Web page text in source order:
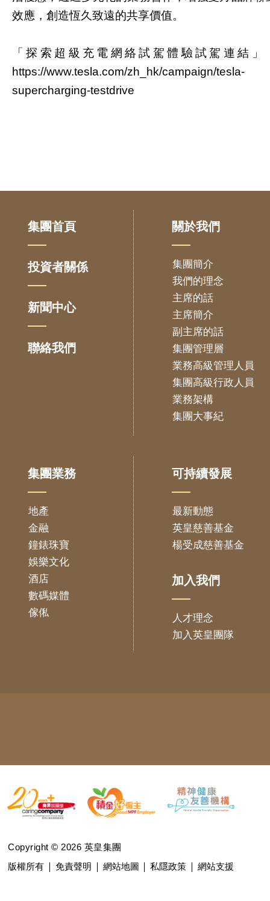
效應，創造恆久致遠的共享價值。
「探索超級充電網絡試駕體驗試駕連結」
https://www.tesla.com/zh_hk/campaign/tesla-
supercharging-testdrive
集團首頁
投資者關係
新聞中心
聯絡我們
關於我們
集團簡介
我們的理念
主席的話
主席簡介
副主席的話
集團管理層
業務高級管理人員
集團高級行政人員
業務架構
集團大事紀
集團業務
地產
金融
鐘錶珠寶
娛樂文化
酒店
數碼媒體
傢俬
可持續發展
最新動態
英皇慈善基金
楊受成慈善基金
加入我們
人才理念
加入英皇團隊
Copyright © 2026 英皇集團
版權所有
免責聲明 網站地圖 私隱政策 網站支援